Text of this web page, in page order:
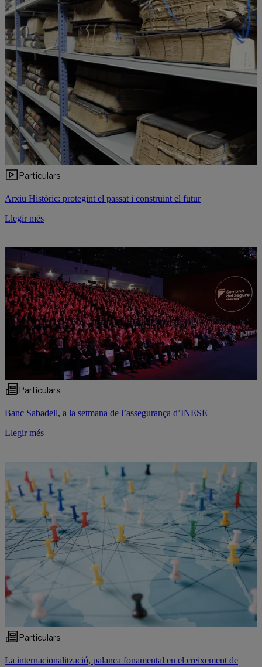
Particulars
Arxiu Històric: protegint el passat i construint el futur
Llegir més
Particulars
Banc Sabadell, a la setmana de l’assegurança d’INESE
Llegir més
Particulars
La internacionalització, palanca fonamental en el creixement de